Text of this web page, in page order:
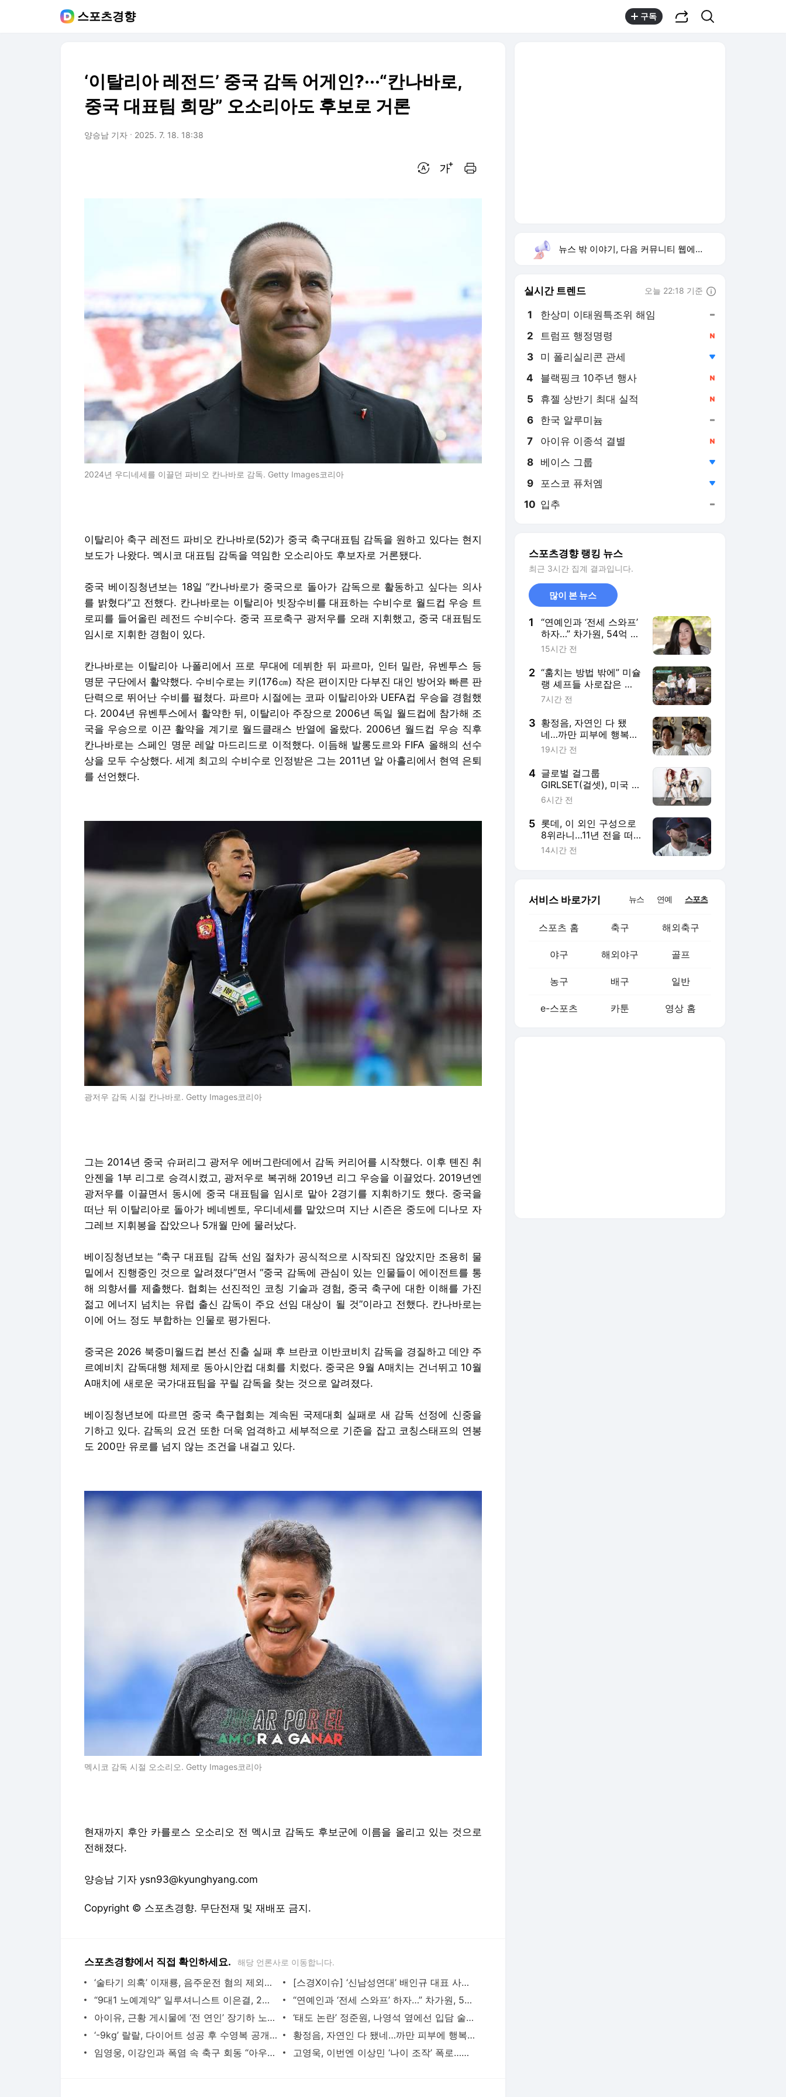
스포츠경향 구독
‘이탈리아 레전드’ 중국 감독 어게인?···“칸나바로,
중국 대표팀 희망” 오소리아도 후보로 거론
양승남 기자 2025. 7. 18. 18:38
2024년 우디네세를 이끌던 파비오 칸나바로 감독. Getty Images코리아
이탈리아 축구 레전드 파비오 칸나바로(52)가 중국 축구대표팀 감독을 원하고 있다는 현지
보도가 나왔다. 멕시코 대표팀 감독을 역임한 오소리아도 후보자로 거론됐다.
중국 베이징청년보는 18일 “칸나바로가 중국으로 돌아가 감독으로 활동하고 싶다는 의사
를 밝혔다”고 전했다. 칸나바로는 이탈리아 빗장수비를 대표하는 수비수로 월드컵 우승 트
로피를 들어올린 레전드 수비수다. 중국 프로축구 광저우를 오래 지휘했고, 중국 대표팀도
임시로 지휘한 경험이 있다.
칸나바로는 이탈리아 나폴리에서 프로 무대에 데뷔한 뒤 파르마, 인터 밀란, 유벤투스 등
명문 구단에서 활약했다. 수비수로는 키(176㎝) 작은 편이지만 다부진 대인 방어와 빠른 판
단력으로 뛰어난 수비를 펼쳤다. 파르마 시절에는 코파 이탈리아와 UEFA컵 우승을 경험했
다. 2004년 유벤투스에서 활약한 뒤, 이탈리아 주장으로 2006년 독일 월드컵에 참가해 조
국을 우승으로 이끈 활약을 계기로 월드클래스 반열에 올랐다. 2006년 월드컵 우승 직후
칸나바로는 스페인 명문 레알 마드리드로 이적했다. 이듬해 발롱도르와 FIFA 올해의 선수
상을 모두 수상했다. 세계 최고의 수비수로 인정받은 그는 2011년 알 아흘리에서 현역 은퇴
를 선언했다.
광저우 감독 시절 칸나바로. Getty Images코리아
그는 2014년 중국 슈퍼리그 광저우 에버그란데에서 감독 커리어를 시작했다. 이후 톈진 취
안젠을 1부 리그로 승격시켰고, 광저우로 복귀해 2019년 리그 우승을 이끌었다. 2019년엔
광저우를 이끌면서 동시에 중국 대표팀을 임시로 맡아 2경기를 지휘하기도 했다. 중국을
떠난 뒤 이탈리아로 돌아가 베네벤토, 우디네세를 맡았으며 지난 시즌은 중도에 디나모 자
그레브 지휘봉을 잡았으나 5개월 만에 물러났다.
베이징청년보는 “축구 대표팀 감독 선임 절차가 공식적으로 시작되진 않았지만 조용히 물
밑에서 진행중인 것으로 알려졌다”면서 “중국 감독에 관심이 있는 인물들이 에이전트를 통
해 의향서를 제출했다. 협회는 선진적인 코칭 기술과 경험, 중국 축구에 대한 이해를 가진
젊고 에너지 넘치는 유럽 출신 감독이 주요 선임 대상이 될 것”이라고 전했다. 칸나바로는
이에 어느 정도 부합하는 인물로 평가된다.
중국은 2026 북중미월드컵 본선 진출 실패 후 브란코 이반코비치 감독을 경질하고 데얀 주
르예비치 감독대행 체제로 동아시안컵 대회를 치렀다. 중국은 9월 A매치는 건너뛰고 10월
A매치에 새로운 국가대표팀을 꾸릴 감독을 찾는 것으로 알려졌다.
베이징청년보에 따르면 중국 축구협회는 계속된 국제대회 실패로 새 감독 선정에 신중을
기하고 있다. 감독의 요건 또한 더욱 엄격하고 세부적으로 기준을 잡고 코칭스태프의 연봉
도 200만 유로를 넘지 않는 조건을 내걸고 있다.
멕시코 감독 시절 오소리오. Getty Images코리아
현재까지 후안 카를로스 오소리오 전 멕시코 감독도 후보군에 이름을 올리고 있는 것으로
전해졌다.
양승남 기자 ysn93@kyunghyang.com
Copyright © 스포츠경향. 무단전재 및 재배포 금지.
스포츠경향에서 직접 확인하세요. 해당 언론사로 이동합니다.
‘술타기 의혹’ 이재룡, 음주운전 혐의 제외된 채 재판行…왜?
[스경X이슈] ‘신남성연대’ 배인규 대표 사망…동료 유튜버들 추모 행렬
“9대1 노예계약” 일루셔니스트 이은결, 2년간 폐인으로 살아야 했던 아픔 고백
“연예인과 ‘전세 스와프’ 하자…” 차가원, 54억 갈취한 ‘라누보 한남’ 사기 전말
아이유, 근황 게시물에 ‘전 연인’ 장기하 노래 넣었다…“쿨하다” 화제
‘태도 논란’ 정준원, 나영석 옆에선 입담 술술?…“왜 어리숙한 척했나” 의문 증폭
‘-9kg’ 랄랄, 다이어트 성공 후 수영복 공개 “빠른 시간에 돼지로…”
황정음, 자연인 다 됐네…까만 피부에 행복한 미소 “못 알아 볼 뻔”
임영웅, 이강인과 폭염 속 축구 회동 “아우파 아틀레티”
고영욱, 이번엔 이상민 ‘나이 조작’ 폭로…끊임없는 연예인 저격 ‘구설’
휴젤 상반기 최대 실적
7 아이유 이종석 결별
8 베이스 그룹
9 포스코 퓨처엠
10 입추
스포츠경향 랭킹 뉴스
최근 3시간 집계 결과입니다.
많이 본 뉴스
하자…” 차가원, 54억 갈
취한 ‘라누보 한남’ 사기
전말
15시간 전
재스님의 발효 장독대
(어서와 한국은 처음이
지)
7시간 전
3 황정음, 자연인 다 됐
네…까만 피부에 행복한
미소 “못 알아 볼 뻔”
19시간 전
4
글로벌 걸그룹
GIRLSET(걸셋), 미국 빌
보드 선정 ‘가장 영향력
트’ 이름 올려
6시간 전
5
롯데, 이 외인 구성으로
8위라니…11년 전을 떠
올리게 하는 이유
14시간 전
서비스 바로가기 연예 스포츠
스포츠 홈 축구 해외축구
골프
농구 배구 일반